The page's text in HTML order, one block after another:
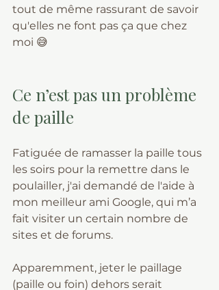
tout de même rassurant de savoir
qu'elles ne font pas ça que chez
moi 😅
Ce n’est pas un problème
de paille
Fatiguée de ramasser la paille tous
les soirs pour la remettre dans le
poulailler, j'ai demandé de l'aide à
mon meilleur ami Google, qui m’a
fait visiter un certain nombre de
sites et de forums.
Apparemment, jeter le paillage
(paille ou foin) dehors serait